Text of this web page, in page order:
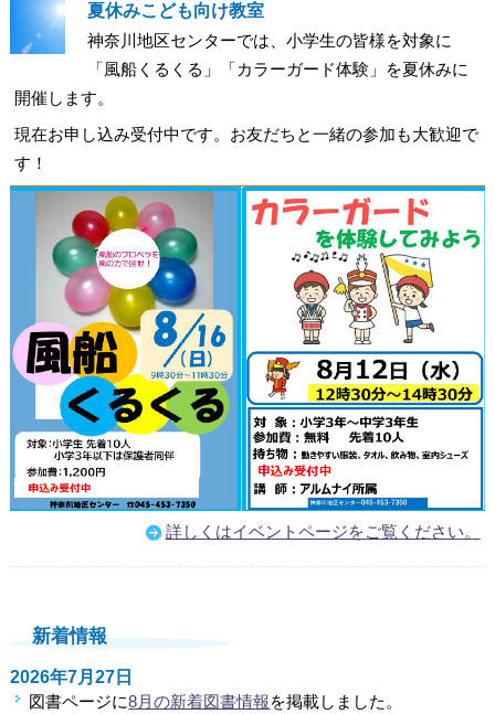
夏休みこども向け教室
神奈川地区センターでは、小学生の皆様を対象に
「風船くるくる」「カラーガード体験」を夏休みに
開催します。
現在お申し込み受付中です。お友だちと一緒の参加も大歓迎で
す！
詳しくはイベントページをご覧ください。
新着情報
2026年7月27日
図書ページに8月の新着図書情報を掲載しました。